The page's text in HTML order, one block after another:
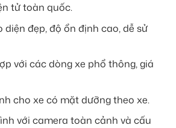
tử toàn quốc.
diện đẹp, độ ổn định cao, dễ sử
với các dòng xe phổ thông, giá
cho xe có mặt dưỡng theo xe.
với camera toàn cảnh và cấu